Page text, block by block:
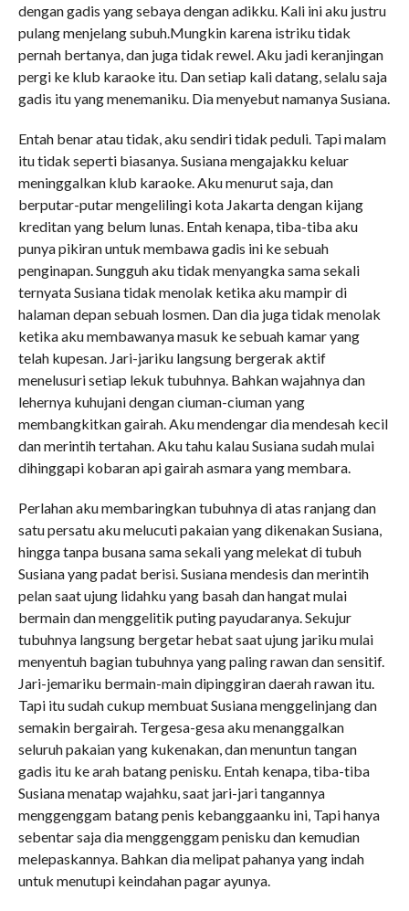
dengan gadis yang sebaya dengan adikku. Kali ini aku justru
pulang menjelang subuh.Mungkin karena istriku tidak
pernah bertanya, dan juga tidak rewel. Aku jadi keranjingan
pergi ke klub karaoke itu. Dan setiap kali datang, selalu saja
gadis itu yang menemaniku. Dia menyebut namanya Susiana.
Entah benar atau tidak, aku sendiri tidak peduli. Tapi malam
itu tidak seperti biasanya. Susiana mengajakku keluar
meninggalkan klub karaoke. Aku menurut saja, dan
berputar-putar mengelilingi kota Jakarta dengan kijang
kreditan yang belum lunas. Entah kenapa, tiba-tiba aku
punya pikiran untuk membawa gadis ini ke sebuah
penginapan. Sungguh aku tidak menyangka sama sekali
ternyata Susiana tidak menolak ketika aku mampir di
halaman depan sebuah losmen. Dan dia juga tidak menolak
ketika aku membawanya masuk ke sebuah kamar yang
telah kupesan. Jari-jariku langsung bergerak aktif
menelusuri setiap lekuk tubuhnya. Bahkan wajahnya dan
lehernya kuhujani dengan ciuman-ciuman yang
membangkitkan gairah. Aku mendengar dia mendesah kecil
dan merintih tertahan. Aku tahu kalau Susiana sudah mulai
dihinggapi kobaran api gairah asmara yang membara.
Perlahan aku membaringkan tubuhnya di atas ranjang dan
satu persatu aku melucuti pakaian yang dikenakan Susiana,
hingga tanpa busana sama sekali yang melekat di tubuh
Susiana yang padat berisi. Susiana mendesis dan merintih
pelan saat ujung lidahku yang basah dan hangat mulai
bermain dan menggelitik puting payudaranya. Sekujur
tubuhnya langsung bergetar hebat saat ujung jariku mulai
menyentuh bagian tubuhnya yang paling rawan dan sensitif.
Jari-jemariku bermain-main dipinggiran daerah rawan itu.
Tapi itu sudah cukup membuat Susiana menggelinjang dan
semakin bergairah. Tergesa-gesa aku menanggalkan
seluruh pakaian yang kukenakan, dan menuntun tangan
gadis itu ke arah batang penisku. Entah kenapa, tiba-tiba
Susiana menatap wajahku, saat jari-jari tangannya
menggenggam batang penis kebanggaanku ini, Tapi hanya
sebentar saja dia menggenggam penisku dan kemudian
melepaskannya. Bahkan dia melipat pahanya yang indah
untuk menutupi keindahan pagar ayunya.